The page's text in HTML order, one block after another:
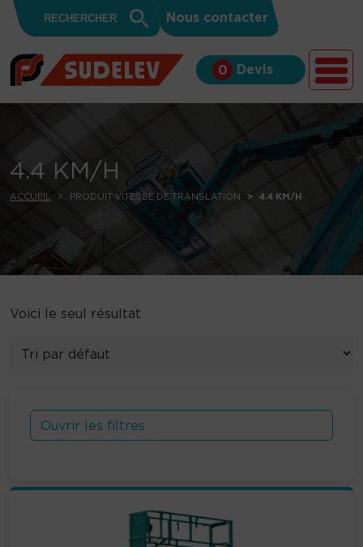
Skip to content
for:
Search
Button
Nous contacter
0 Devis
4.4 KM/H
ACCUEIL PRODUIT VITESSE DE TRANSLATION 4.4 KM/H
Voici le seul résultat
Ouvrir les filtres